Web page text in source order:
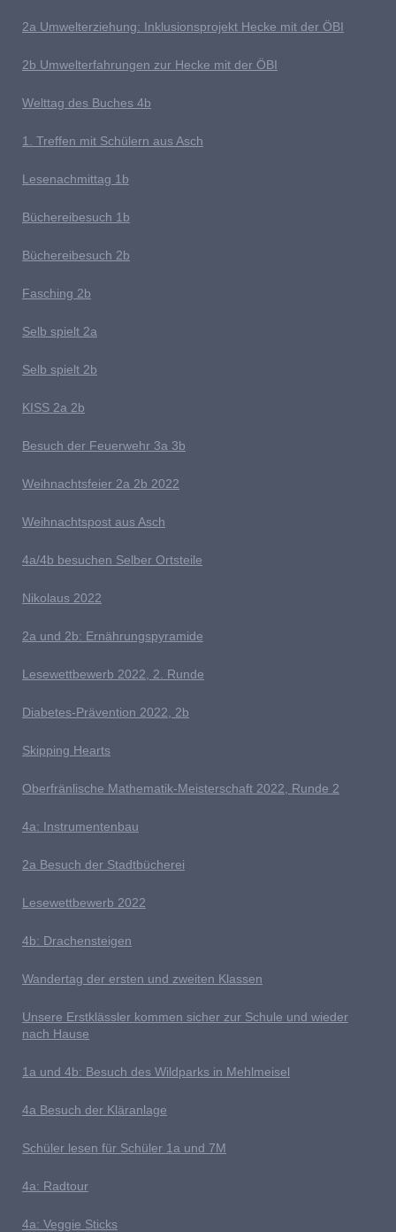
2a Umwelterziehung: Inklusionsprojekt Hecke mit der ÖBI
2b Umwelterfahrungen zur Hecke mit der ÖBI
Welttag des Buches 4b
1 . Treffen mit Schülern aus Asch
Lesenachmittag 1b
Büchereibesuch 1b
Büchereibesuch 2b
Fasching 2b
Selb spielt 2a
Selb spielt 2b
KISS 2a 2b
Besuch der Feuerwehr 3a 3b
Weihnachtsfeier 2a 2b 2022
Weihnachtspost aus Asch
4a/4b besuchen Selber Ortsteile
Nikolaus 2022
2a und 2b: Ernährungspyramide
Lesewettbewerb 2022, 2. Runde
Diabetes-Prävention 2022, 2b
Skipping Hearts
Oberfränlische Mathematik-Meisterschaft 2022, Runde 2
4a: Instrumentenbau
2a Besuch der Stadtbücherei
L esewettbewerb 2022
4b: Drachensteigen
Wandertag der ersten und zweiten Klassen
Unsere Erstklässler kommen sicher zur Schule und wieder
nach Hause
1a und 4b: Besuch des Wildparks in Mehlmeisel
4a Besuch der Kläranlage
Schüler lesen für Schüler 1a und 7M
4a: Radtour
4a: Veggie Sticks